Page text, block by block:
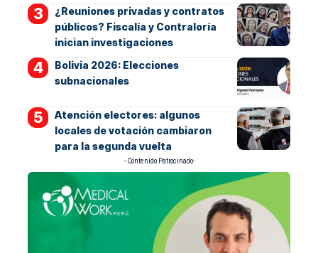
¿Reuniones privadas y contratos
públicos? Fiscalía y Contraloría
inician investigaciones
Bolivia 2026: Elecciones
subnacionales
Atención electores: algunos
locales de votación cambiaron
para la segunda vuelta
- Contenido Patrocinado-